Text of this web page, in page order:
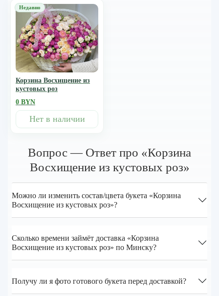
Корзина Восхищение из
кустовых роз
0 BYN
Нет в наличии
Вопрос — Ответ про «Корзина
Восхищение из кустовых роз»
Можно ли изменить состав/цвета букета «Корзина
Восхищение из кустовых роз»?
Сколько времени займёт доставка «Корзина
Восхищение из кустовых роз» по Минску?
Получу ли я фото готового букета перед доставкой?